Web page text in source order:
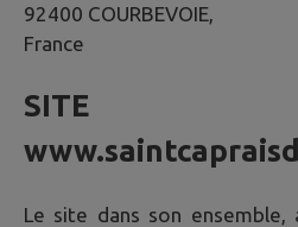
92400 COURBEVOIE,
France
SITE
Le site dans son ensemble,